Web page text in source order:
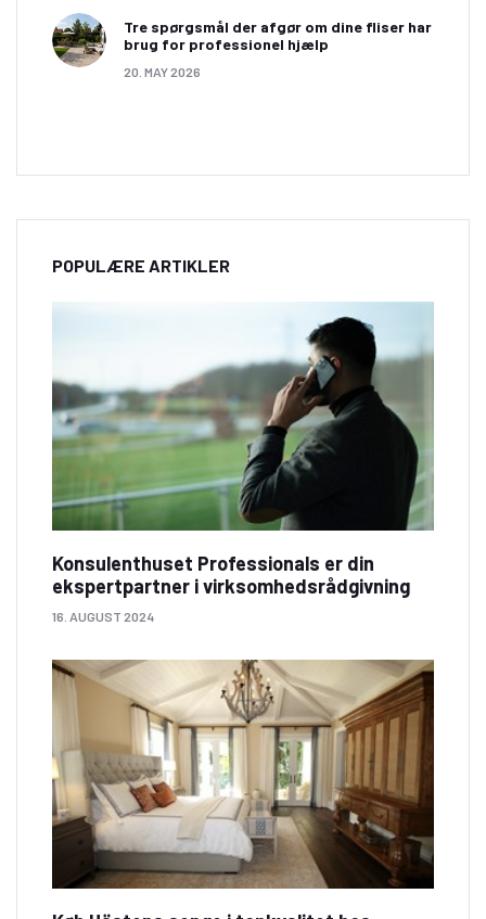
Tre spørgsmål der afgør om dine fliser har
brug for professionel hjælp
20. MAY 2026
POPULÆRE ARTIKLER
Konsulenthuset Professionals er din
ekspertpartner i virksomhedsrådgivning
16. AUGUST 2024